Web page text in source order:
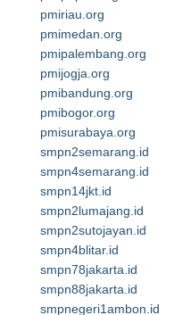
pmiriau.org
pmimedan.org
pmipalembang.org
pmijogja.org
pmibandung.org
pmibogor.org
pmisurabaya.org
smpn2semarang.id
smpn4semarang.id
smpn14jkt.id
smpn2lumajang.id
smpn2sutojayan.id
smpn4blitar.id
smpn78jakarta.id
smpn88jakarta.id
smpnegeri1ambon.id